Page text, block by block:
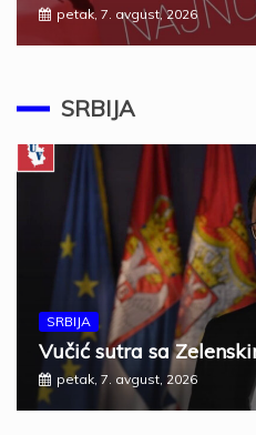
petak, 7. avgust, 2026
SRBIJA
SRBIJA
Vučić sutra sa
petak, 7. avgust, 2026